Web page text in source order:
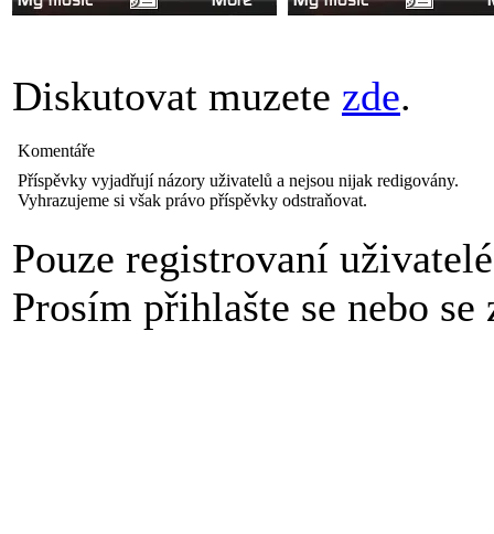
Diskutovat muzete zde.
Komentáře
Příspěvky vyjadřují názory uživatelů a nejsou nijak redigovány.
Vyhrazujeme si však právo příspěvky odstraňovat.
Pouze registrovaní
Prosím přihlašte se nebo